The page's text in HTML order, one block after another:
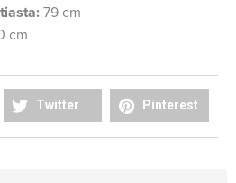
79 cm
cm
Twitter
Share
on
Pinterest